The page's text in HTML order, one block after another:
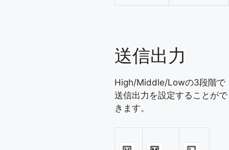
送信出力
High/Middle/Lowの3段階で
送信出力を設定することがで
きます。